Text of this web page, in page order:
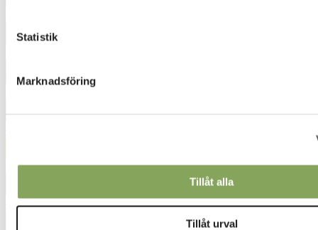
Statistik
Marknadsföring
Tillåt alla
Tillåt urval
6527
6562